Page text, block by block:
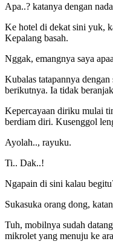
Apa..? katanya dengan
Ke hotel di dekat sini yuk,
Kepalang basah.
Nggak, emangnya saya
Kubalas tatapannya
berikutnya. Ia tidak
Kepercayaan diriku mulai
berdiam diri. Kusenggol
Ayolah.., rayuku.
Ti.. Dak..!
Ngapain di sini kalau
Sukasuka orang dong,
Tuh, mobilnya sudah
mikrolet yang menuju ke